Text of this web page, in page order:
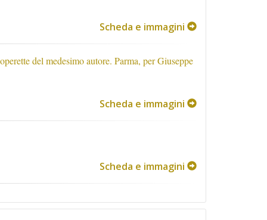
Scheda e immagini
del medesimo autore. Parma, per Giuseppe
Scheda e immagini
Scheda e immagini